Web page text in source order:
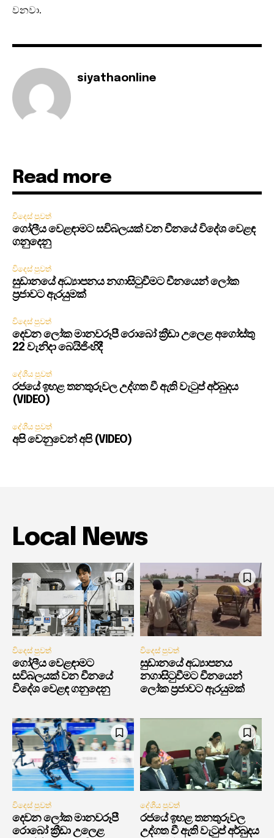
වනවා.
siyathaonline
Read more
විදෙස් පුවත්
ගෝලීය වෙළඳාමට සවිබලයක් වන චීනයේ විදේශ වෙළඳ
ගනුදෙනු
විදෙස් පුවත්
සුඩානයේ අධ්‍යාපනය නගාසිටුවීමට චීනයෙන් ලෝක
ප්‍රජාවට ඇරයුමක්
විදෙස් පුවත්
දෙවන ලෝක මානවරූපී රොබෝ ක්‍රීඩා උලෙළ අගෝස්තු
22 වැනිදා බෙයිජිංහිදී
දේශීය පුවත්
රජයේ ඉහළ තනතුරුවල උද්ගත වී ඇති වැටුප් අර්බුදය
(VIDEO)
දේශීය පුවත්
අපි වෙනුවෙන් අපි (VIDEO)
Local News
විදෙස් පුවත්
ගෝලීය වෙළඳාමට
සවිබලයක් වන චීනයේ
විදේශ වෙළඳ ගනුදෙනු
විදෙස් පුවත්
සුඩානයේ අධ්‍යාපනය
නගාසිටුවීමට චීනයෙන්
ලෝක ප්‍රජාවට ඇරයුමක්
විදෙස් පුවත්
දෙවන ලෝක මානවරූපී
රොබෝ ක්‍රීඩා උලෙළ
දේශීය පුවත්
රජයේ ඉහළ තනතුරුවල
උද්ගත වී ඇති වැටුප් අර්බුදය